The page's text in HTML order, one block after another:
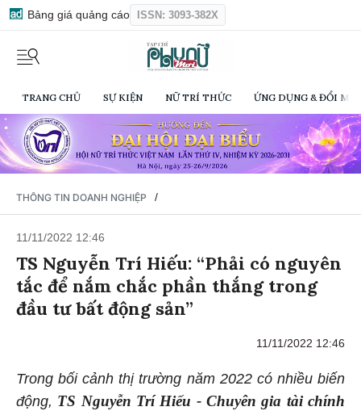
Bảng giá quảng cáo ISSN: 3093-382X
TRANG CHỦ SỰ KIỆN NỮ TRÍ THỨC ỨNG DỤNG & ĐỔI
THÔNG TIN DOANH NGHIỆP /
11/11/2022 12:46
TS Nguyễn Trí Hiếu: “Phải có nguyên
tắc để nắm chắc phần thắng trong
đầu tư bất động sản”
11/11/2022 12:46
Trong bối cảnh thị trường năm 2022cónhiều biến
động, TS Nguyễn Trí Hiếu - Chuyên gia tài chính